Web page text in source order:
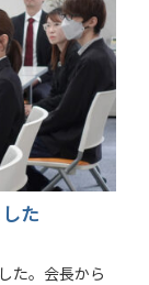
た
た。会長から